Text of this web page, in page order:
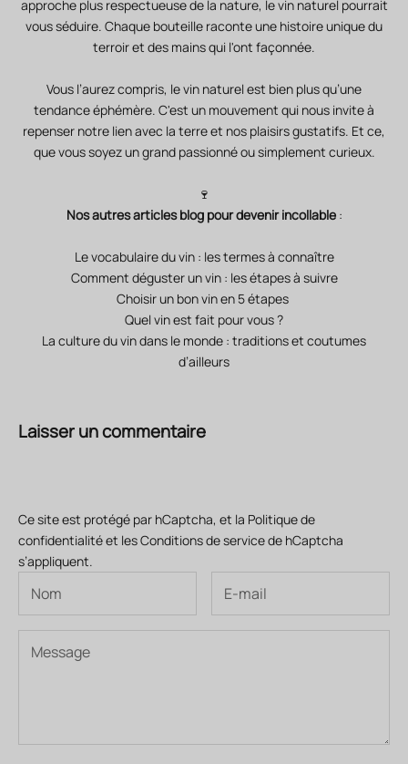
approche plus respectueuse de la nature, le vin naturel pourrait
vous séduire. Chaque bouteille raconte une histoire unique du
terroir et des mains qui l'ont façonnée.
Vous l’aurez compris, le vin naturel est bien plus qu’une
tendance éphémère. C'est un mouvement qui nous invite à
repenser notre lien avec la terre et nos plaisirs gustatifs. Et ce,
que vous soyez un grand passionné ou simplement curieux.
🍷
Nos autres articles blog pour devenir incollable :
Le vocabulaire du vin : les termes à connaître
Comment déguster un vin : les étapes à suivre
Choisir un bon vin en 5 étapes
Quel vin est fait pour vous ?
La culture du vin dans le monde : traditions et coutumes
d’ailleurs
Laisser un commentaire
Ce site est protégé par hCaptcha, et la Politique de
confidentialitéet lesConditions de servicede hCaptcha
s’appliquent.